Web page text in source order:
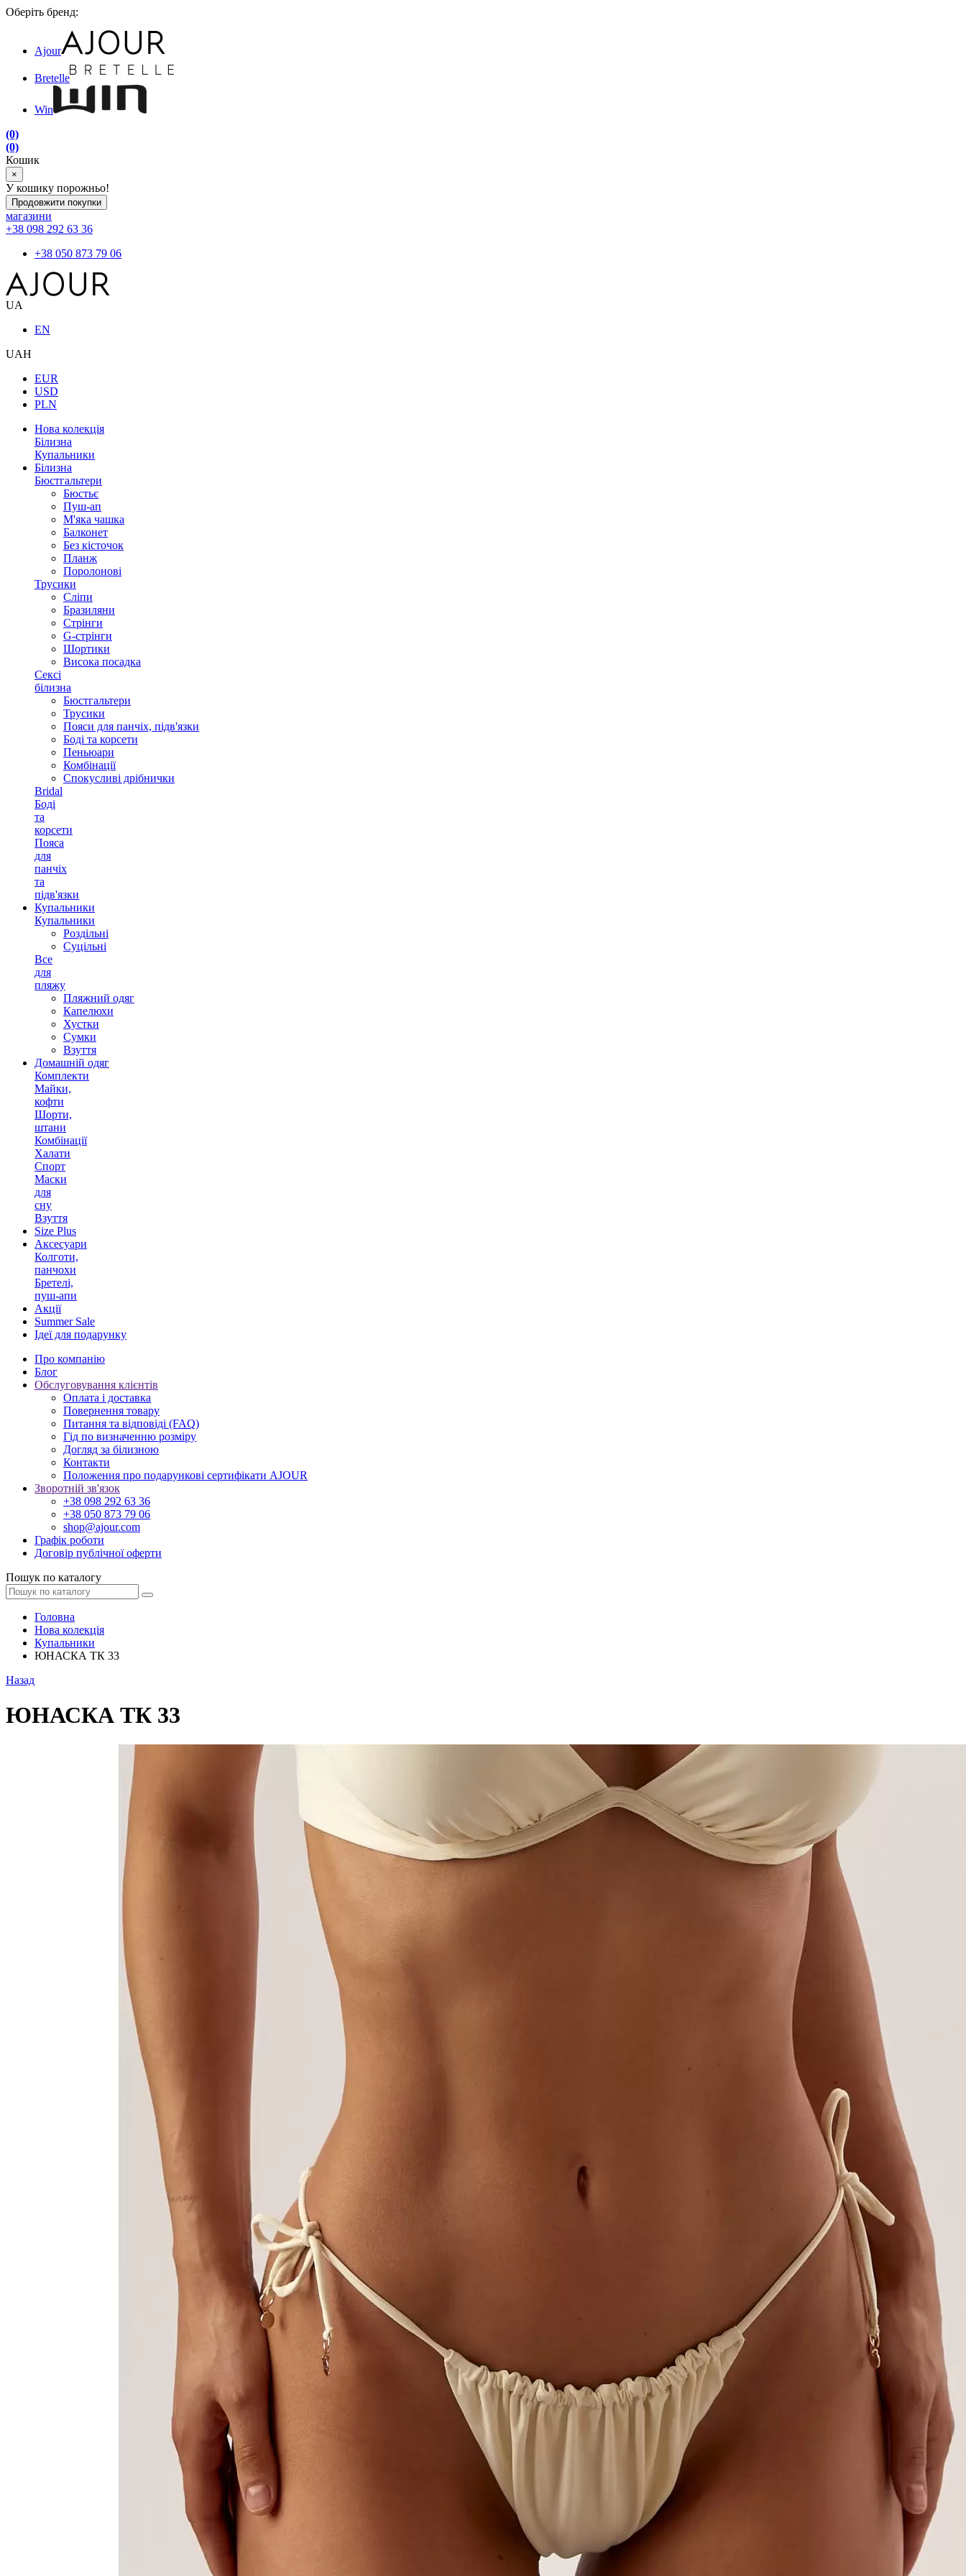
Оберіть бренд:
Ajour
Bretelle
Win
(0)
(0)
Кошик
×
У кошику порожньо!
Продовжити покупки
магазини
+38 098 292 63 36
+38 050 873 79 06
UA
EN
UAH
EUR
USD
PLN
Нова колекція
Білизна
Купальники
Білизна
Бюстгальтери
Бюстьє
Пуш-ап
М'яка чашка
Балконет
Без кісточок
Планж
Поролонові
Трусики
Сліпи
Бразиляни
Стрінги
G-стрінги
Шортики
Висока посадка
Сексі
білизна
Бюстгальтери
Трусики
Пояси для панчіх, підв'язки
Боді та корсети
Пеньюари
Комбінації
Спокусливі дрібнички
Bridal
Боді
та
корсети
Пояса
для
панчіх
та
підв'язки
Купальники
Купальники
Роздільні
Суцільні
Все
для
пляжу
Пляжний одяг
Капелюхи
Хустки
Сумки
Взуття
Домашній одяг
Комплекти
Майки,
кофти
Шорти,
штани
Комбінації
Халати
Спорт
Маски
для
сну
Взуття
Size Plus
Аксесуари
Колготи,
панчохи
Бретелі,
пуш-апи
Акції
Summer Sale
Ідеї для подарунку
Про компанію
Блог
Обслуговування клієнтів
Оплата і доставка
Повернення товару
Питання та відповіді (FAQ)
Гід по визначенню розміру
Догляд за білизною
Контакти
Положення про подарункові сертифікати AJOUR
Зворотній зв'язок
+38 098 292 63 36
+38 050 873 79 06
shop@ajour.com
Графік роботи
Договір публічної оферти
Пошук по каталогу
Головна
Нова колекція
Купальники
ЮНАСКА ТК 33
Назад
ЮНАСКА ТК 33